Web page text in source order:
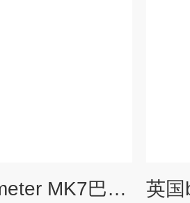
BathyCorrometer MK7巴氏水下电位计（英国